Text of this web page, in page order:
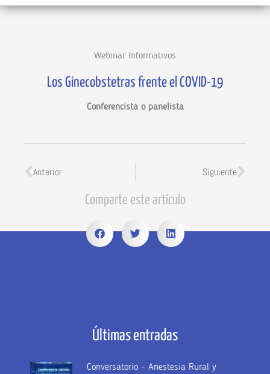
Webinar Informativos
Los Ginecobstetras frente el COVID-19
Conferencista o panelista
Anterior Siguiente
Comparte este artículo
Últimas entradas
Conversatorio – Anestesia Rural y